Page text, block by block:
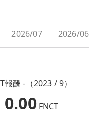
2026/07 2026/06
報酬 -（2023 / 9）
0.00 FNCT